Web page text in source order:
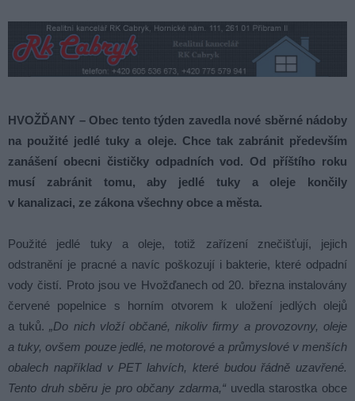
HVOŽĎANY – Obec tento týden zavedla nové sběrné nádoby
na použité jedlé tuky a oleje. Chce tak zabránit především
zanášení obecni čističky odpadních vod. Od příštího roku
musí zabránit tomu, aby jedlé tuky a oleje končily
v kanalizaci, ze zákona všechny obce a města.
Použité jedlé tuky a oleje, totiž zařízení znečišťují, jejich
odstranění je pracné a navíc poškozují i bakterie, které odpadní
vody čistí. Proto jsou ve Hvožďanech od 20. března instalovány
červené popelnice s horním otvorem k uložení jedlých olejů
a tuků.„Do nich vloží občané, nikoliv firmy a provozovny, oleje
a tuky, ovšem pouze jedlé, ne motorové a průmyslové v menších
obalech například v PET lahvích, které budou řádně uzavřené.
Tento druh sběru je pro občany zdarma,“ uvedla starostka obce